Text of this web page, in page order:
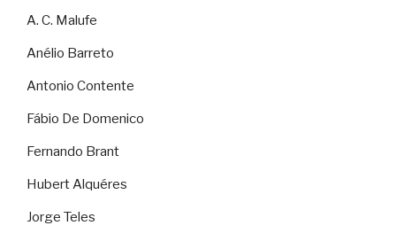
A. C. Malufe
Anélio Barreto
Antonio Contente
Fábio De Domenico
Fernando Brant
Hubert Alquéres
Jorge Teles